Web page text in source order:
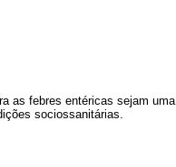
as febres entéricas sejam uma
sociossanitárias.